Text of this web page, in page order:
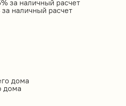
наличный расчет
дома